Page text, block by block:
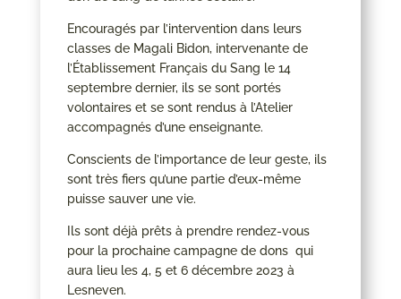
Encouragés par l’intervention dans leurs
classes de Magali Bidon, intervenante de
l’Établissement Français du Sang le 14
septembre dernier, ils se sont portés
volontaires et se sont rendus à l’Atelier
accompagnés d’une enseignante.
Conscients de l’importance de leur geste, ils
sont très fiers qu’une partie d’eux-même
puisse sauver une vie.
Ils sont déjà prêts à prendre rendez-vous
pour la prochaine campagne de dons qui
aura lieu les 4, 5 et 6 décembre 2023 à
Lesneven.